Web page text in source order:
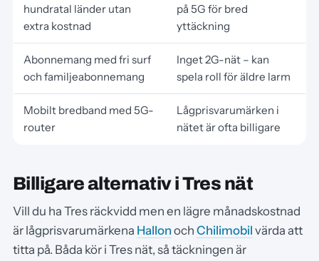
hundratal länder utan
extra kostnad
på 5G för bred
yttäckning
Abonnemang med fri surf
och familjeabonnemang
Inget 2G-nät – kan
spela roll för äldre larm
Mobilt bredband med 5G-
router
Lågprisvarumärken i
nätet är ofta billigare
Billigare alternativ i Tres nät
Vill du ha Tres räckvidd men en lägre månadskostnad
är lågprisvarumärkena Hallonoch Chilimobil värda att
titta på. Båda kör i Tres nät, så täckningen är